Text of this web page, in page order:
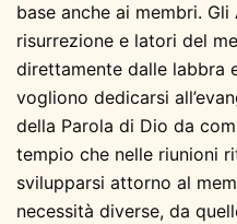
base anche ai membri.
risurrezione e latori del
direttamente dalle labbra
vogliono dedicarsi
della Parola di Dio da
tempio che nelle riunioni
svilupparsi attorno al
necessità diverse, da